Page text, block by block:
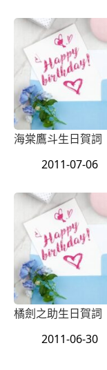
海棠鷹斗生日賀詞
2011-07-06
橘劍之助生日賀詞
2011-06-30